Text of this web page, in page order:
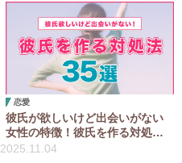
恋愛
彼氏が欲しいけど出会いがない
女性の特徴！彼氏を作る対処法
35選！
2025.11.04